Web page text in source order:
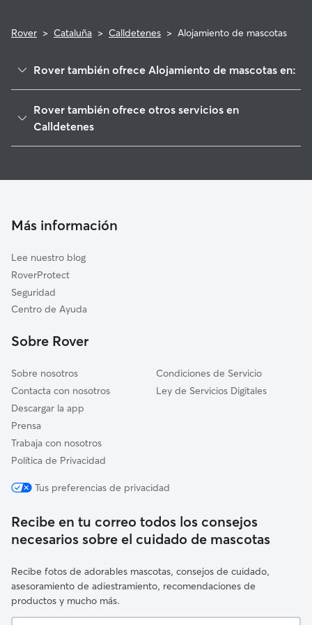
Rover > Cataluña > Calldetenes > Alojamiento de mascotas
Rover también ofrece Alojamiento de mascotas en:
Santa Eugènia de Berga
Espinelves
Les Masies de Roda
Gurb
El Brull
Rover también ofrece otros servicios en
Calldetenes
Cuidadores a domicilio en Calldetenes
Más información
Lee nuestro blog
RoverProtect
Seguridad
Centro de Ayuda
Sobre Rover
Sobre nosotros
Contacta con nosotros
Descargar la app
Prensa
Trabaja con nosotros
Política de Privacidad
Condiciones de Servicio
Ley de Servicios Digitales
Tus preferencias de privacidad
Recibe en tu correo todos los consejos
necesarios sobre el cuidado de mascotas
Recibe fotos de adorables mascotas, consejos de cuidado,
asesoramiento de adiestramiento, recomendaciones de
productos y mucho más.